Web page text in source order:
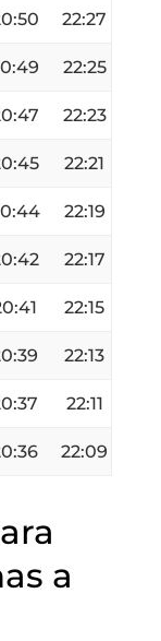
22:27
22:25
22:23
22:21
22:19
22:17
22:15
22:13
22:11
22:09
a